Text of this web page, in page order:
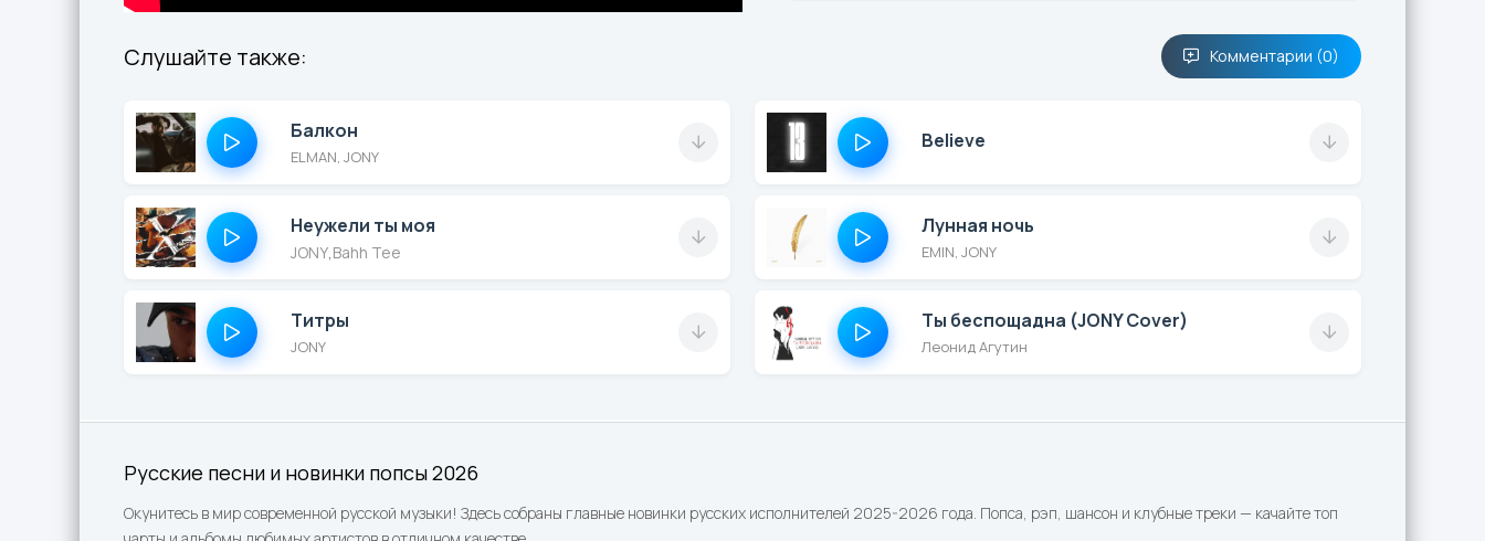
Русские песни и новинки попсы 2026
Окунитесь в мир современной русской музыки! Здесь собраны главные новинки русских исполнителей 2025-2026 года. Попса, рэп, шансон и клубные треки — качайте топ
Слушайте также: Комментарии (0)
Балкон
ELMAN, JONY
Believe
Неужели ты моя
JONY Bahh Tee
Лунная ночь
EMIN, JONY
Титры
JONY
Ты беспощадна (JONY Cover)
Леонид Агутин